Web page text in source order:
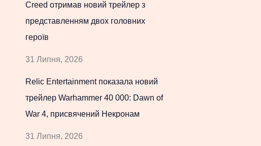
Creed отримав новий трейлер з
представленням двох головних
героїв
31 Липня, 2026
Relic Entertainment показала новий
трейлер Warhammer 40 000: Dawn of
War 4, присвячений Некронам
31 Липня, 2026